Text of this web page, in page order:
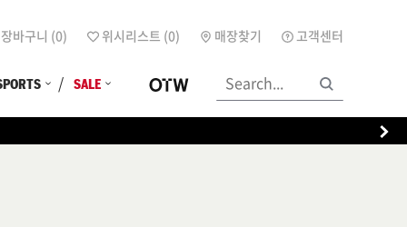
장바구니 (0) 위시리스트 (0) 매장찾기 고객센터
SALE